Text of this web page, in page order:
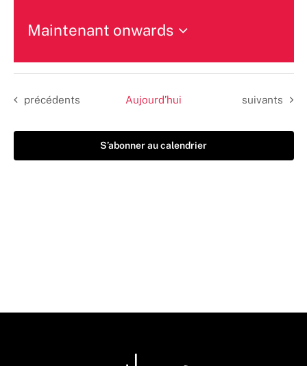
Maintenant onwards
une
date.
Évènements
précédents Aujourd’hui Évènements
suivants
S’abonner au calendrier